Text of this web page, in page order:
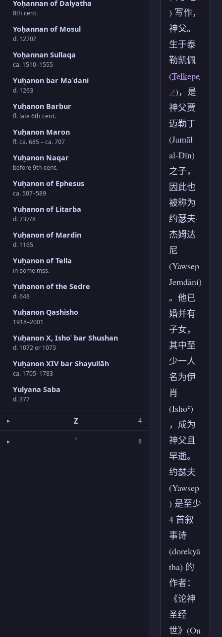
Yoḥannan of Dalyatha
8th cent.
Yoḥannan of Mosul
d. 1270?
Yoḥannan Sullaqa
ca. 1510–1555
Yuḥanon bar Maʿdani
d. 1263
Yuḥanon Barbur
fl. late 6th cent.
Yuḥanon Maron
fl. ca. 685 – ca. 707
Yuḥanon Naqar
before 9th cent.
Yuḥanon of Ephesus
ca. 507–589
Yuḥanon of Litarba
d. 737/8
Yuḥanon of Mardin
d. 1165
Yuḥanon of Tella
in some mss.
Yuḥanon of the Sedre
d. 648
Yuḥanon Qashisho
1918–2001
Yuḥanon X, Ishoʿ bar Shushan
d. 1072 or 1073
Yuḥanon XIV bar Shayullāh
ca. 1705–1783
Yulyana Saba
d. 377
Z 4
ʿ 8
) 写作，
神父。
生于泰
勒凯佩
(Telkepe
)，是
神父贾
迈勒丁
(Jamāl
al-Dīn)
之子，
因此也
被称为
约瑟夫·
杰姆达
尼
(Yawsep
Jemdāni)
。他已
婚并有
子女，
其中至
少一人
名为伊
肖
(Ishoʿ)
，成为
神父且
早逝。
约瑟夫
(Yawsep
) 是至少
4 首叙
事诗
(dorekyā
thā) 的
作者：
《论神
圣经
世》(On